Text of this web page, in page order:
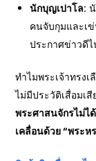
นักบุญเปาโล:
คนจับกุมและเ
ประกาศข่าวดี
ทำไมพระเจ้าทรง
ไม่มีประวัติเสื่อมเ
พระศาสนจักรไม่ไ
เคลื่อนด้วย “พระห